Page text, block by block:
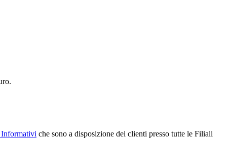
che sono a disposizione dei clienti presso tutte le Filiali